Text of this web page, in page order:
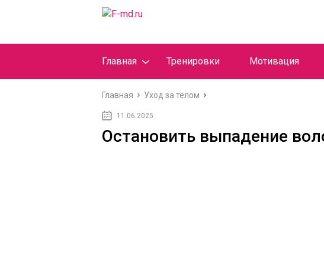
Главная Тренировки Мотивация
Главная Уход за телом
11.06.2025
Остановить выпадение